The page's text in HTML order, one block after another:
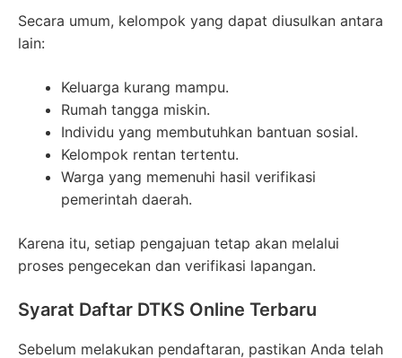
Secara umum, kelompok yang dapat diusulkan antara
lain:
Keluarga kurang mampu.
Rumah tangga miskin.
Individu yang membutuhkan bantuan sosial.
Kelompok rentan tertentu.
Warga yang memenuhi hasil verifikasi
pemerintah daerah.
Karena itu, setiap pengajuan tetap akan melalui
proses pengecekan dan verifikasi lapangan.
Syarat Daftar DTKS Online Terbaru
Sebelum melakukan pendaftaran, pastikan Anda telah